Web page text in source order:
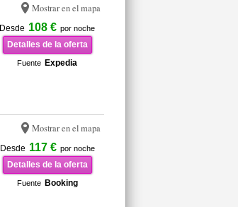
Mostrar en el mapa
Desde 108 € por noche
Detalles de la oferta
Fuente Expedia
Mostrar en el mapa
Desde 117 € por noche
Detalles de la oferta
Fuente Booking